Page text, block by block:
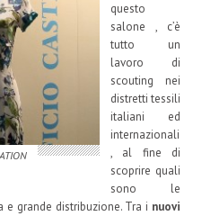
questo
salone , c’è
tutto un
lavoro di
scouting nei
distretti tessili
italiani ed
internazionali
, al fine di
scoprire quali
sono le
e grande distribuzione. Tra i nuovi